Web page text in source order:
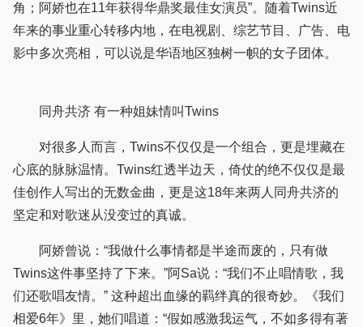
角；阿娇也在11年获得华鼎奖最佳女演员”。随着Twins近
年来的事业重心转移内地，在电视剧、综艺节目、广告、电
影中多次亮相，可以说是华语地区独树一帜的女子团体。
同舟共济 有一种姐妹情叫Twins
对很多人而言，Twins不仅仅是一个组合，更是埋藏在
心底的脉脉温情。Twins红透半边天，倚仗的绝不仅仅是最
佳创作人写出的无数金曲，更是这18年来两人同舟共济的
坚定和对歌迷从没变过的真诚。
阿娇曾说：“我做什么事情都是半途而废的，只有做
Twins这件事坚持了下来。”阿Sa说：“我们不止唱情歌，我
们还歌唱友情。” 这种超出血缘的羁绊真的很奇妙。《我们
相爱6年》里，她们唱道：“假如感激我运气，不如多得有著